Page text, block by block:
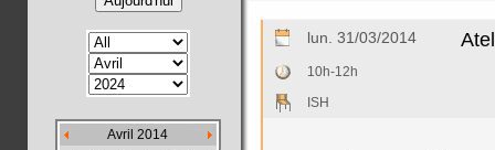
Avril 2014
lun. 31/03/2014
10h-12h
ISH